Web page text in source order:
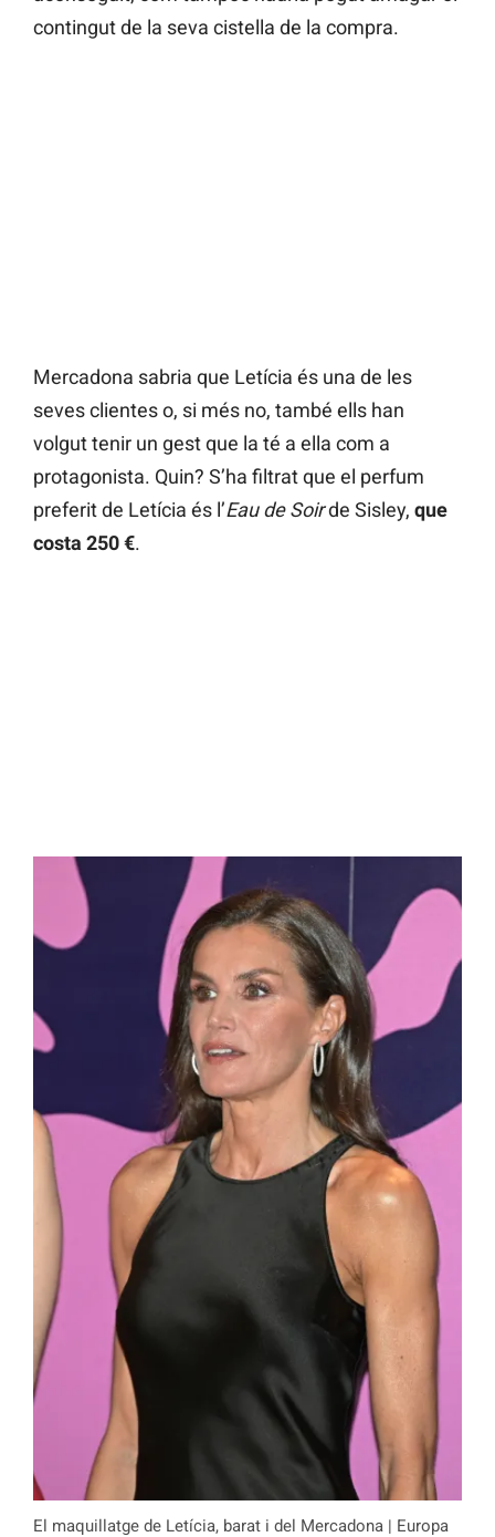
contingut de la seva cistella de la compra.
Mercadona sabria que Letícia és una de les
seves clientes o, si més no, també ells han
volgut tenir un gest que la té a ella com a
protagonista. Quin? S’ha filtrat que el perfum
preferit de Letícia és l’Eau de Soirde Sisley, que
costa 250 €.
El maquillatge de Letícia, barat i del Mercadona | Europa